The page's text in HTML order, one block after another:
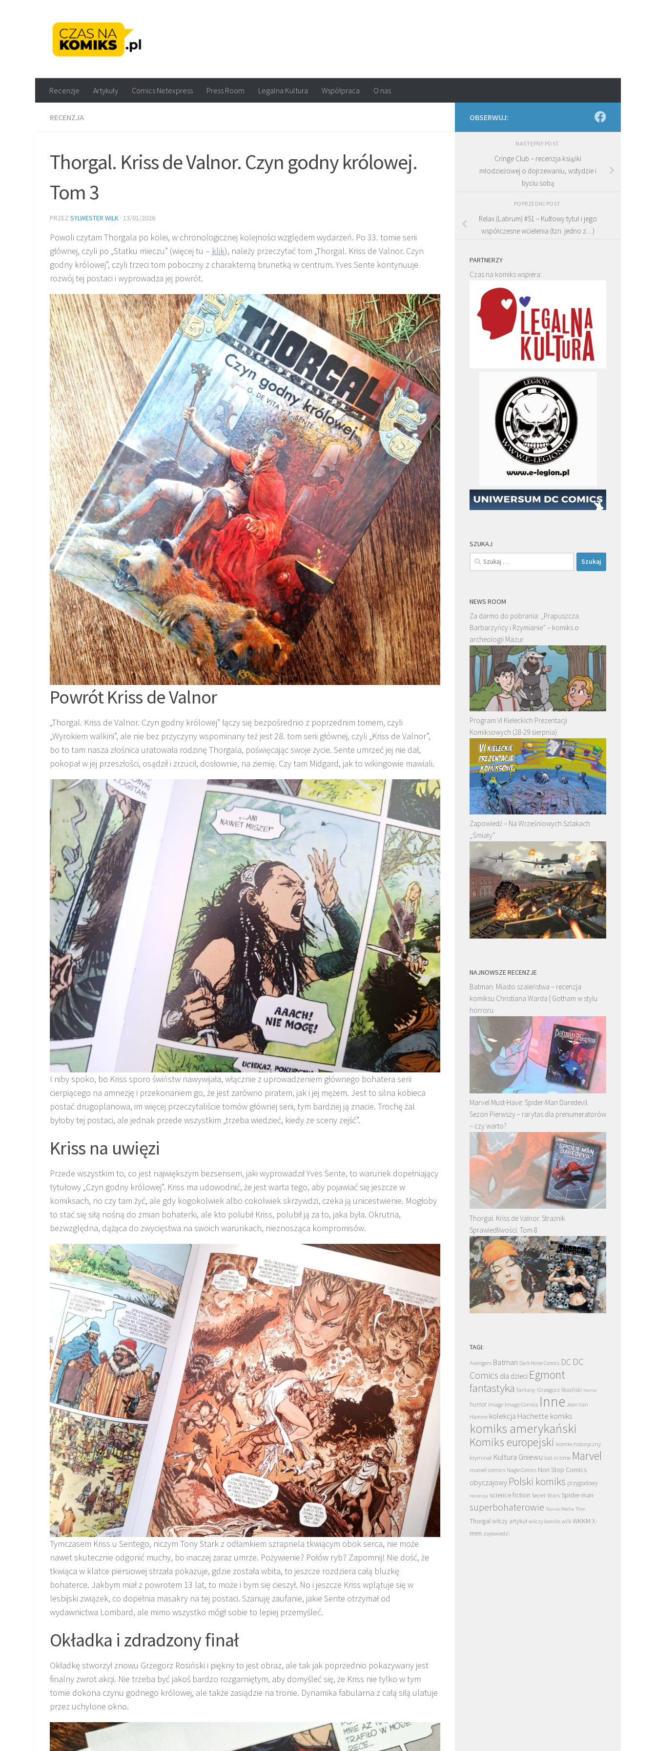
Recenzje Artykuły Comics Netexpress Press Room Legalna Kultura Współpraca O nas
RECENZJA
Thorgal. Kriss de Valnor. Czyn godny królowej.
Tom 3
PRZEZ SYLWESTER WILK · 13/01/2026
Powoli czytam Thorgala po kolei, w chronologicznej kolejności względem wydarzeń. Po 33. tomie serii
głównej, czyli po „Statku mieczu” (więcej tu – klik), należy przeczytać tom „Thorgal. Kriss de Valnor. Czyn
godny królowej”, czyli trzeci tom poboczny z charakterną brunetką w centrum. Yves Sente kontynuuje
rozwój tej postaci i wyprowadza jej powrót.
Powrót Kriss de Valnor
„Thorgal. Kriss de Valnor. Czyn godny królowej” łączy się bezpośrednio z poprzednim tomem, czyli
„Wyrokiem walkirii”, ale nie bez przyczyny wspominany też jest 28. tom serii głównej, czyli „Kriss de Valnor”,
bo to tam nasza złośnica uratowała rodzinę Thorgala, poświęcając swoje życie. Sente umrzeć jej nie dał,
pokopał w jej przeszłości, osądził i zrzucił, dosłownie, na ziemię. Czy tam Midgard, jak to wikingowie mawiali.
I niby spoko, bo Kriss sporo świństw nawywijała, włącznie z uprowadzeniem głównego bohatera serii
cierpiącego na amnezję i przekonaniem go, że jest zarówno piratem, jak i jej mężem. Jest to silna kobieca
postać drugoplanowa, im więcej przeczytaliście tomów głównej serii, tym bardziej ją znacie. Trochę żal
byłoby tej postaci, ale jednak przede wszystkim „trzeba wiedzieć, kiedy ze sceny zejść”.
Kriss na uwięzi
Przede wszystkim to, co jest największym bezsensem, jaki wyprowadził Yves Sente, to warunek dopełniający
tytułowy „Czyn godny królowej”. Kriss ma udowodnić, że jest warta tego, aby pojawiać się jeszcze w
komiksach, no czy tam żyć, ale gdy kogokolwiek albo cokolwiek skrzywdzi, czeka ją unicestwienie. Mogłoby
to stać się siłą nośną do zmian bohaterki, ale kto polubił Kriss, polubił ją za to, jaka była. Okrutna,
bezwzględna, dążąca do zwycięstwa na swoich warunkach, nieznosząca kompromisów.
Tymczasem Kriss u Sentego, niczym Tony Stark z odłamkiem szrapnela tkwiącym obok serca, nie może
nawet skutecznie odgonić muchy, bo inaczej zaraz umrze. Pożywienie? Połów ryb? Zapomnij! Nie dość, że
tkwiąca w klatce piersiowej strzała pokazuje, gdzie została wbita, to jeszcze rozdziera całą bluzkę
bohaterce. Jakbym miał z powrotem 13 lat, to może i bym się cieszył. No i jeszcze Kriss wplątuje się w
lesbijski związek, co dopełnia masakry na tej postaci. Szanuję zaufanie, jakie Sente otrzymał od
wydawnictwa Lombard, ale mimo wszystko mógł sobie to lepiej przemyśleć.
Okładka i zdradzony finał
Okładkę stworzył znowu Grzegorz Rosiński i piękny to jest obraz, ale tak jak poprzednio pokazywany jest
finalny zwrot akcji. Nie trzeba być jakoś bardzo rozgarniętym, aby domyśleć się, że Kriss nie tylko w tym
tomie dokona czynu godnego królowej, ale także zasiądzie na tronie. Dynamika fabularna z całą siłą ulatuje
przez uchylone okno.
OBSERWUJ:
NASTĘPNY POST
Cringe Club – recenzja książki
młodzieżowej o dojrzewaniu, wstydzie i
byciu sobą
POPRZEDNI POST
Relax (Labrum) #51 – Kultowy tytuł i jego
współczesne wcielenia (tzn. jedno z…)
PARTNERZY
Czas na komiks wspiera:
SZUKAJ
Szukaj:
NEWS ROOM
Za darmo do pobrania: „Prapuszcza.
Barbarzyńcy i Rzymianie” – komiks o
archeologii Mazur
Program VI Kieleckich Prezentacji
Komiksowych (28-29 sierpnia)
Zapowiedź – Na Wrześniowych Szlakach
„Śmiały”
NAJNOWSZE RECENZJE
Batman. Miasto szaleństwa – recenzja
komiksu Christiana Warda | Gotham w stylu
horroru
Marvel Must-Have: Spider-Man Daredevil.
Sezon Pierwszy – rarytas dla prenumeratorów
– czy warto?
Thorgal. Kriss de Valnor. Strażnik
Sprawiedliwości. Tom 8
TAGI:
Avengers Batman Dark Horse Comics DC DC
Comics dla dzieci Egmont
fantastyka fantasy Grzegorz Rosiński horror
humor Image Image Comics Inne Jean Van
Hamme kolekcja Hachette komiks
komiks amerykański
Komiks europejski komiks historyczny
kryminał Kultura Gniewu lost in time Marvel
marvel comics Nagle Comics Non Stop Comics
obyczajowy Polski komiks przygodowy
recenzja science fiction Secret Wars Spider-man
superbohaterowie Taurus Media Thor
Thorgalwilczy artykuł wilczy komiks wilk WKKM X-
men zapowiedzi